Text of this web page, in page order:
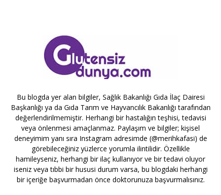
Bu blogda yer alan bilgiler, Sağlık Bakanlığı Gıda İlaç Dairesi
Başkanlığı ya da Gıda Tarım ve Hayvancılık Bakanlığı tarafından
değerlendirilmemiştir. Herhangi bir hastalığın teşhisi, tedavisi
veya önlenmesi amaçlanmaz. Paylaşım ve bilgiler; kişisel
deneyimim yanı sıra Instagram adresimde (@merihkafasi) de
görebileceğiniz yüzlerce yorumla ilintilidir. Özellikle
hamileyseniz, herhangi bir ilaç kullanıyor ve bir tedavi oluyor
iseniz veya tıbbi bir hususi durum varsa, bu blogdaki herhangi
bir içeriğe başvurmadan önce doktorunuza başvurmalısınız.